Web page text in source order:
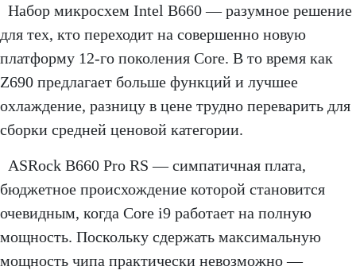
Набор микросхем Intel B660 — разумное решение
для тех, кто переходит на совершенно новую
платформу 12-го поколения Core. В то время как
Z690 предлагает больше функций и лучшее
охлаждение, разницу в цене трудно переварить для
сборки средней ценовой категории.
ASRock B660 Pro RS — симпатичная плата,
бюджетное происхождение которой становится
очевидным, когда Core i9 работает на полную
мощность. Поскольку сдержать максимальную
мощность чипа практически невозможно —